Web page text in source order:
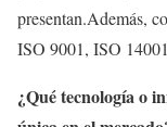
presentan.Además,
ISO 9001, ISO
¿Qué tecnología o